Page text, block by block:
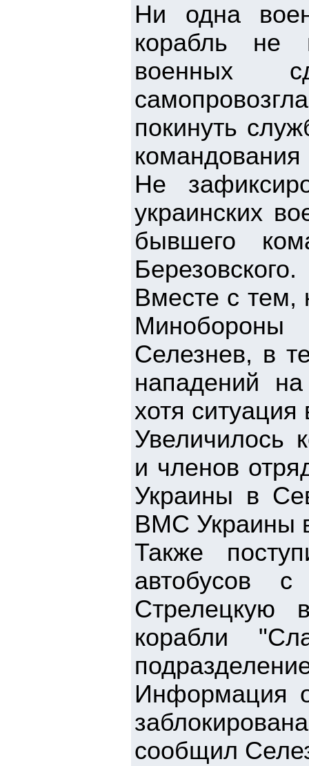
Ни одна
корабль не
военных
покинуть
Не
украинских
бывшего
Березовского.
Вместе с тем,
Селезнев, в
нападений
хотя
Увеличилось
и членов
Украины в
ВМС Украины
Также
автобусов
Стрелецкую
корабли
Информация
сообщил